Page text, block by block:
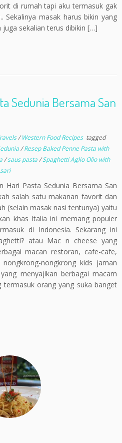
di rumah tapi aku termasuk gak
Sekalinya masak harus bikin yang
sekalian terus dibikin […]
Sedunia Bersama San
/Western Food Recipes tagged
/Resep Baked Penne Pasta with
/saus pasta/Spaghetti Aglio Olio with
Hari Pasta Sedunia Bersama San
salah satu makanan favorit dan
(selain masak nasi tentunya) yaitu
khas Italia ini memang populer
di Indonesia. Sekarang ini
atau Mac n cheese yang
macan restoran, cafe-cafe,
nongkrong kids jaman
menyajikan berbagai macam
termasuk orang yang suka banget